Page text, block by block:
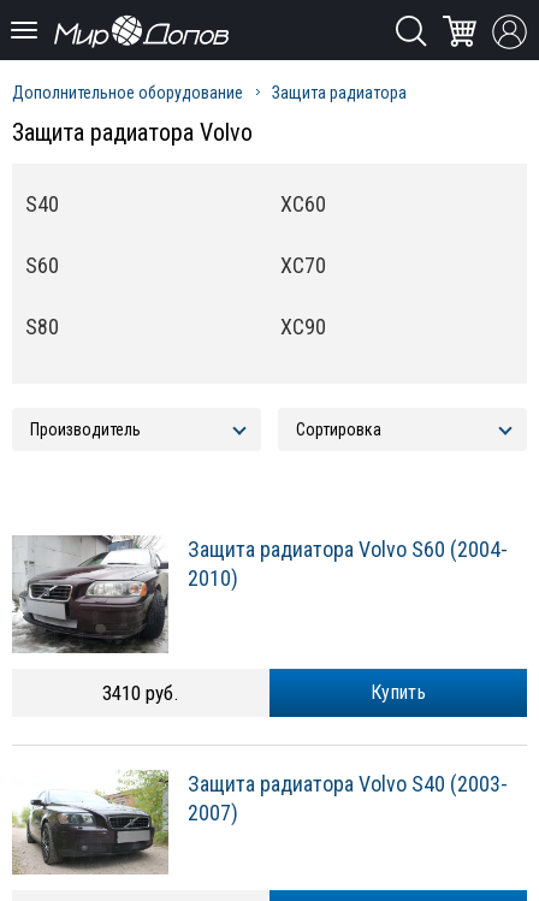
Дополнительное оборудование Защита радиатора
Защита радиатора Volvo
S40
S60
S80
XC60
XC70
XC90
Защита радиатора Volvo S60 (2004-
2010)
Купить
3410 руб.
Защита радиатора Volvo S40 (2003-
2007)